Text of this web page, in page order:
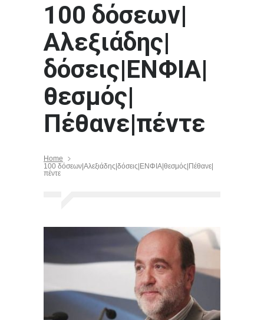
100 δόσεων|
Αλεξιάδης|
δόσεις|ΕΝΦΙΑ|
θεσμός|
Πέθανε|πέντε
Home
100 δόσεων|Αλεξιάδης|δόσεις|ΕΝΦΙΑ|θεσμός|Πέθανε|
πέντε